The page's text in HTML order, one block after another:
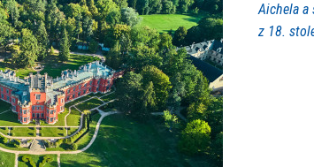
Aichela a
z 18.